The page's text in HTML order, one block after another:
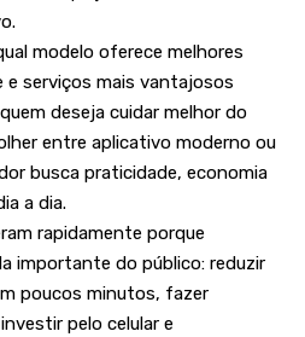
modelo oferece melhores
e serviços mais vantajosos
deseja cuidar melhor do
entre aplicativo moderno ou
busca praticidade, economia
a dia.
rapidamente porque
importante do público: reduzir
poucos minutos, fazer
pelo celular e